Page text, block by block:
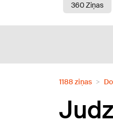
360 Ziņas
1188 ziņas